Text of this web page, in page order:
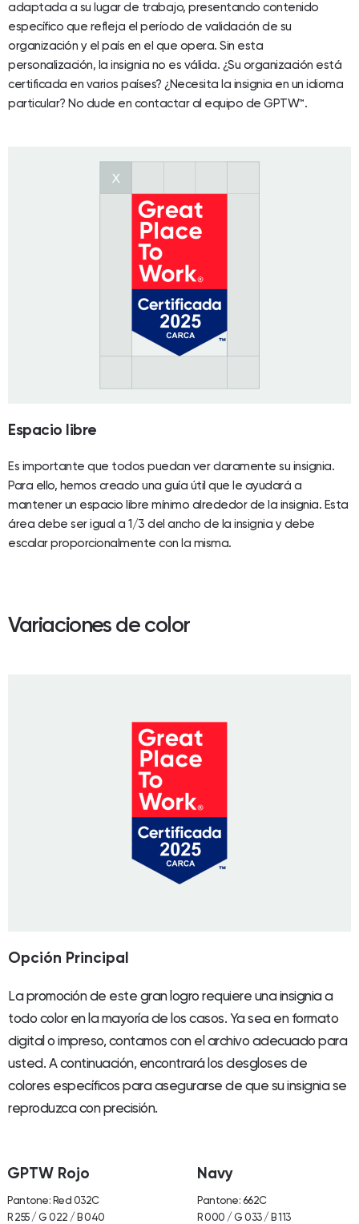
adaptada a su lugar de trabajo, presentando contenido
específico que refleja el período de validación de su
organización y el país en el que opera. Sin esta
personalización, la insignia no es válida. ¿Su organización está
certificada en varios países? ¿Necesita la insignia en un idioma
particular? No dude en contactar al equipo de GPTW™.
Espacio libre
Es importante que todos puedan ver claramente su insignia.
Para ello, hemos creado una guía útil que le ayudará a
mantener un espacio libre mínimo alrededor de la insignia. Esta
área debe ser igual a 1/3 del ancho de la insignia y debe
escalar proporcionalmente con la misma.
Variaciones de color
Opción Principal
La promoción de este gran logro requiere una insignia a
todo color en la mayoría de los casos. Ya sea en formato
digital o impreso, contamos con el archivo adecuado para
usted. A continuación, encontrará los desgloses de
colores específicos para asegurarse de que su insignia se
reproduzca con precisión.
GPTW Rojo
Pantone: Red 032C
R 255 / G 022 / B 040
Navy
Pantone: 662C
R 000 / G 033 / B 113